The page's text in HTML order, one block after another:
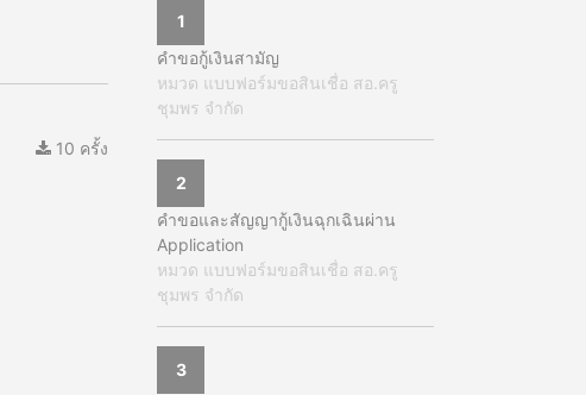
10 ครั้ง
1
คำขอกู้เงินสามัญ
หมวด แบบฟอร์มขอสินเชื่อ สอ.ครู
ชุมพร จำกัด
2
คำขอและสัญญากู้เงินฉุกเฉินผ่าน
Application
หมวด แบบฟอร์มขอสินเชื่อ สอ.ครู
ชุมพร จำกัด
3